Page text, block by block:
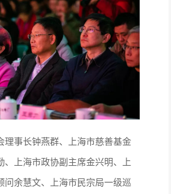
理事长钟燕群、上海市慈善基金
、上海市政协副主席金兴明、上
问余慧文、上海市民宗局一级巡